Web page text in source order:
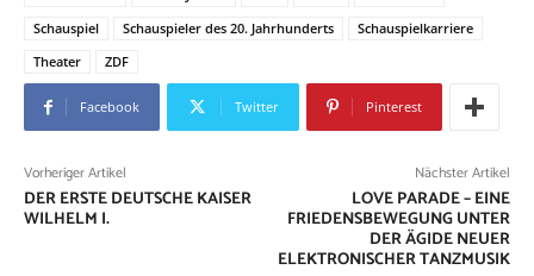
Schauspiel
Schauspieler des 20. Jahrhunderts
Schauspielkarriere
Theater
ZDF
Facebook Twitter Pinterest
Vorheriger Artikel
DER ERSTE DEUTSCHE KAISER
WILHELM I.
Nächster Artikel
LOVE PARADE – EINE
FRIEDENSBEWEGUNG UNTER
DER ÄGIDE NEUER
ELEKTRONISCHER TANZMUSIK